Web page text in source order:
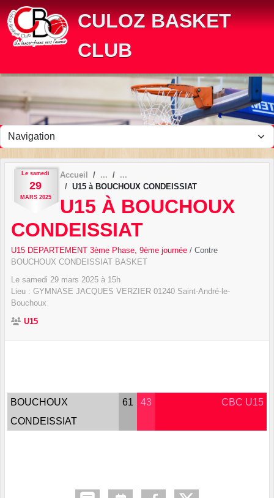
CULOZ BASKET
CLUB
Le samedi
29
MARS 2025
Accueil
U15 à BOUCHOUX CONDEISSIAT
U15 À BOUCHOUX
CONDEISSIAT
U15 DEPARTEMENT 3ème Phase, 9ème journée / Contre
BOUCHOUX CONDEISSIAT BASKET
Le samedi 29 mars 2025 à 15h
Lieu : GYMNASE JACQUES VERZIER 01240 Saint-André-le-
Bouchoux
U15
BOUCHOUX
CONDEISSIAT
61 43 CBC U15
Panneau de gestion des cookies